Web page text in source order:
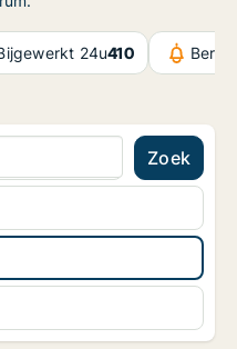
24u410
Zoek